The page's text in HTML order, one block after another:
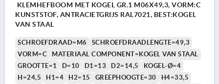
KLEMHEFBOOM MET KOGEL GR.1 M06X49,3, VORM:C
KUNSTSTOF, ANTRACIETGRIJS RAL7021, BEST:KOGEL
VAN STAAL
SCHROEFDRAAD=M6
SCHROEFDRAADLENGTE=49,3
VORM=C
MATERIAAL COMPONENT=KOGEL VAN STAAL
GROOTTE=1
D=10 D1=13 D2=14,5
KOGEL-Ø=4
H=24,5
H1=4 H2=15 GREEPHOOGTE=30
H4=33,5